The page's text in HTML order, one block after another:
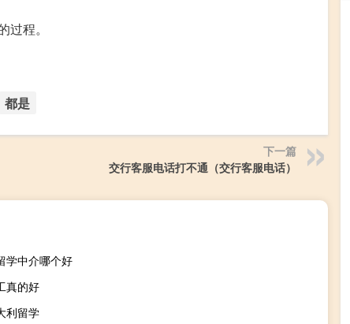
过程。
都是
下一篇
交行客服电话打不通（交行客服电话）
学中介哪个好
真的好
利留学